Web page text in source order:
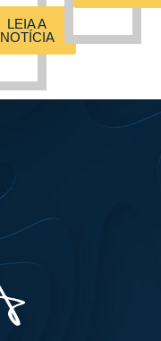
LEIA A
NOTÍCIA